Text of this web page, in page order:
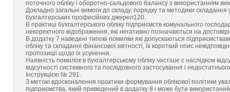
поточного обліку і оборотно-сальдового балансу з використанням
Докладно загальні вимоги до складу, порядку та методики складання
бухгалтерських професійних джерел120.
В практиці бухгалтерського обліку підприємств комунального
некоректного відображення, які негативно позначаються на
В додатку 7 наведені типові помилки які допускаються
обліку та складанні фінансової звітності, їх короткий опис
пропозиції щодо їх усунення.
Наявність помилок в бухгалтерському обліку частіше є наслідком
відсутності системного та послідовного застосування і
Інструкцією № 291.
З метою вдосконалення практики формування облікової політики
підприємства, який приведений в додатку 8 і може бути